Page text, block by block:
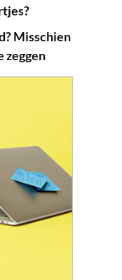
Misschien
zeggen